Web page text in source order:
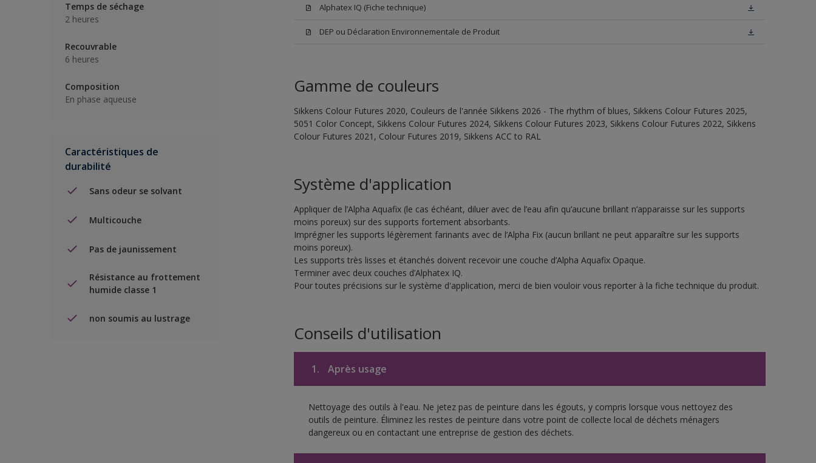
Temps de séchage
2 heures
Recouvrable
6 heures
Composition
En phase aqueuse
Caractéristiques de
durabilité
Sans odeur se solvant
Multicouche
Pas de jaunissement
Résistance au frottement
humide classe 1
non soumis au lustrage
Alphatex IQ (Fiche technique)
DEP ou Déclaration Environnementale de Produit
Gamme de couleurs
Sikkens Colour Futures 2020, Couleurs de l'année Sikkens 2026 - The rhythm of blues, Sikkens Colour Futures 2025,
5051 Color Concept, Sikkens Colour Futures 2024, Sikkens Colour Futures 2023, Sikkens Colour Futures 2022, Sikkens
Colour Futures 2021, Colour Futures 2019, Sikkens ACC to RAL
Système d'application
Appliquer de l’Alpha Aquafix (le cas échéant, diluer avec de l’eau afin qu’aucune brillant n’apparaisse sur les supports
moins poreux) sur des supports fortement absorbants.
Imprégner les supports légèrement farinants avec de l’Alpha Fix (aucun brillant ne peut apparaître sur les supports
moins poreux).
Les supports très lisses et étanchés doivent recevoir une couche d’Alpha Aquafix Opaque.
Terminer avec deux couches d’Alphatex IQ.
Pour toutes précisions sur le système d'application, merci de bien vouloir vous reporter à la fiche technique du produit.
Conseils d'utilisation
1. Après usage
Nettoyage des outils à l'eau. Ne jetez pas de peinture dans les égouts, y compris lorsque vous nettoyez des
outils de peinture. Éliminez les restes de peinture dans votre point de collecte local de déchets ménagers
dangereux ou en contactant une entreprise de gestion des déchets.